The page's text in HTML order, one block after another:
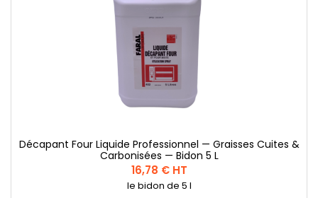
Décapant Four Liquide Professionnel — Graisses Cuites &
Carbonisées — Bidon 5 L
Prix
16,78 € HT
le bidon de 5 l